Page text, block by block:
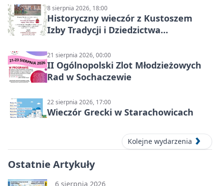
8 sierpnia 2026, 18:00
Historyczny wieczór z Kustoszem
Izby Tradycji i Dziedzictwa
Gęburą
21 sierpnia 2026, 00:00
II Ogólnopolski Zlot Młodzieżowych
Rad w Sochaczewie
22 sierpnia 2026, 17:00
Wieczór Grecki w Starachowicach
Kolejne wydarzenia
Ostatnie Artykuły
6 sierpnia 2026